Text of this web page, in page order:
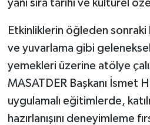
yanı sıra tarihî ve kültürel
Etkinliklerin öğleden
ve yuvarlama gibi
yemekleri üzerine atölye
MASATDER Başkanı İsmet
uygulamalı eğitimlerde,
hazırlanışını deneyimleme